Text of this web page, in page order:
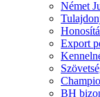
Német
Export
BH